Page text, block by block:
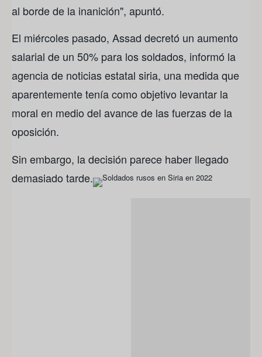
al borde de la inanición", apuntó.
El miércoles pasado, Assad decretó un aumento
salarial de un 50% para los soldados, informó la
agencia de noticias estatal siria, una medida que
aparentemente tenía como objetivo levantar la
moral en medio del avance de las fuerzas de la
oposición.
Sin embargo, la decisión parece haber llegado
demasiado tarde.